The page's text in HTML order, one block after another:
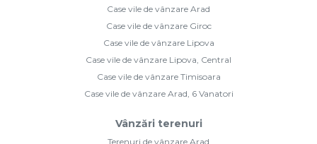
Case vile de vânzare Arad
Case vile de vânzare Giroc
Case vile de vânzare Lipova
Case vile de vânzare Lipova, Central
Case vile de vânzare Timisoara
Case vile de vânzare Arad, 6 Vanatori
Vânzări terenuri
Terenuri de vânzare Arad